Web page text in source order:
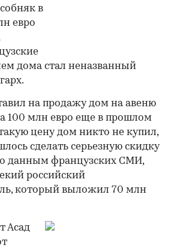
в
евро
дома стал неназванный
на продажу дом на авеню
100 млн евро еще в прошлом
цену дом никто не купил,
сделать серьезную скидку
данным французских СМИ,
российский
который выложил 70 млн
Асад